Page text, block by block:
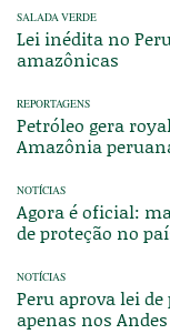
SALADA VERDE
Lei inédita no
amazônicas
REPORTAGENS
Petróleo gera
Amazônia
NOTÍCIAS
Agora é oficial:
de proteção no
NOTÍCIAS
Peru aprova lei
apenas nos